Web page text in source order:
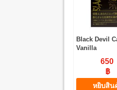
Black Devil
Vanilla
650
฿
หยิบสิน